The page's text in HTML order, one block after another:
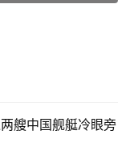
艘中国舰艇冷眼旁